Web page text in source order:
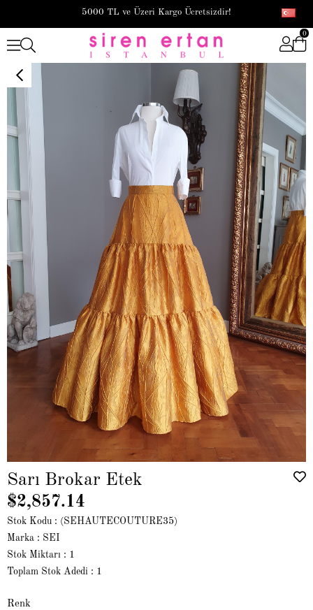
5000 TL ve Üzeri Kargo Ücretsizdir!
0
Sarı Brokar Etek
$2,857.14
Stok Kodu
(SEHAUTECOUTURE35)
Marka : SEI
Stok Miktarı : 1
Toplam Stok Adedi : 1
Renk